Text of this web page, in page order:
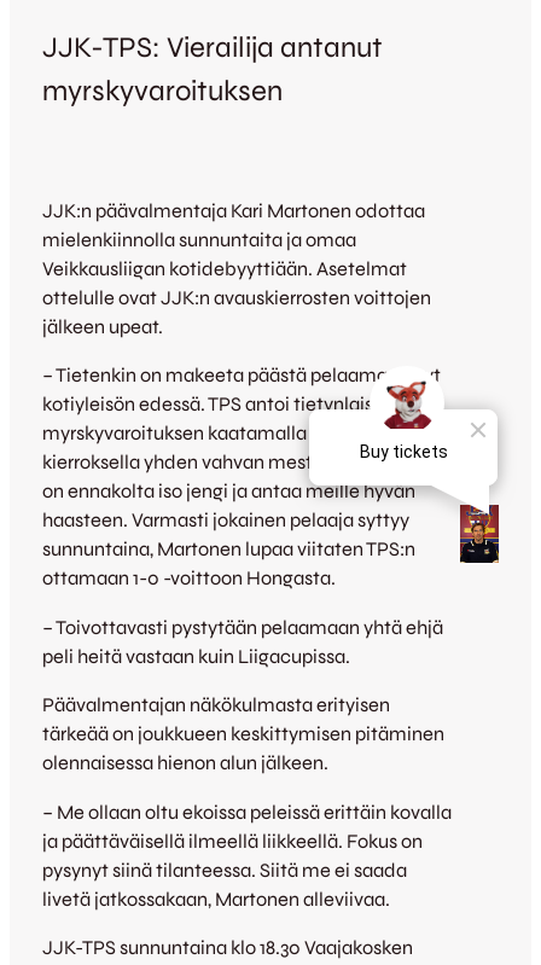
JJK-TPS: Vierailija antanut
myrskyvaroituksen
JJK:n päävalmentaja Kari Martonen odottaa
mielenkiinnolla sunnuntaita ja omaa
Veikkausliigan kotidebyyttiään. Asetelmat
ottelulle ovat JJK:n avauskierrosten voittojen
jälkeen upeat.
– Tietenkin on makeeta päästä pelaamaan nyt
kotiyleisön edessä. TPS antoi tietynlaisen
myrskyvaroituksen kaatamalla viime
kierroksella yhden vahvan mestarisuosikin. TPS
on ennakolta iso jengi ja antaa meille hyvän
haasteen. Varmasti jokainen pelaaja syttyy
sunnuntaina, Martonen lupaa viitaten TPS:n
ottamaan 1-0 -voittoon Hongasta.
– Toivottavasti pystytään pelaamaan yhtä ehjä
peli heitä vastaan kuin Liigacupissa.
Päävalmentajan näkökulmasta erityisen
tärkeää on joukkueen keskittymisen pitäminen
olennaisessa hienon alun jälkeen.
– Me ollaan oltu ekoissa peleissä erittäin kovalla
ja päättäväisellä ilmeellä liikkeellä. Fokus on
pysynyt siinä tilanteessa. Siitä me ei saada
livetä jatkossakaan, Martonen alleviivaa.
JJK-TPS sunnuntaina klo 18.30 Vaajakosken